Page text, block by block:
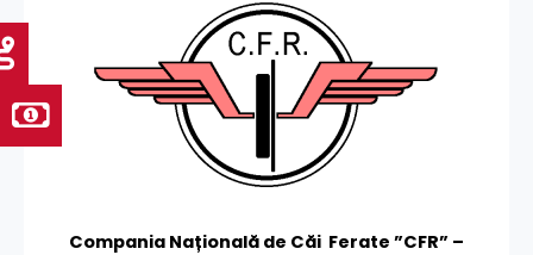
Compania Națională de Căi Ferate ”CFR” –